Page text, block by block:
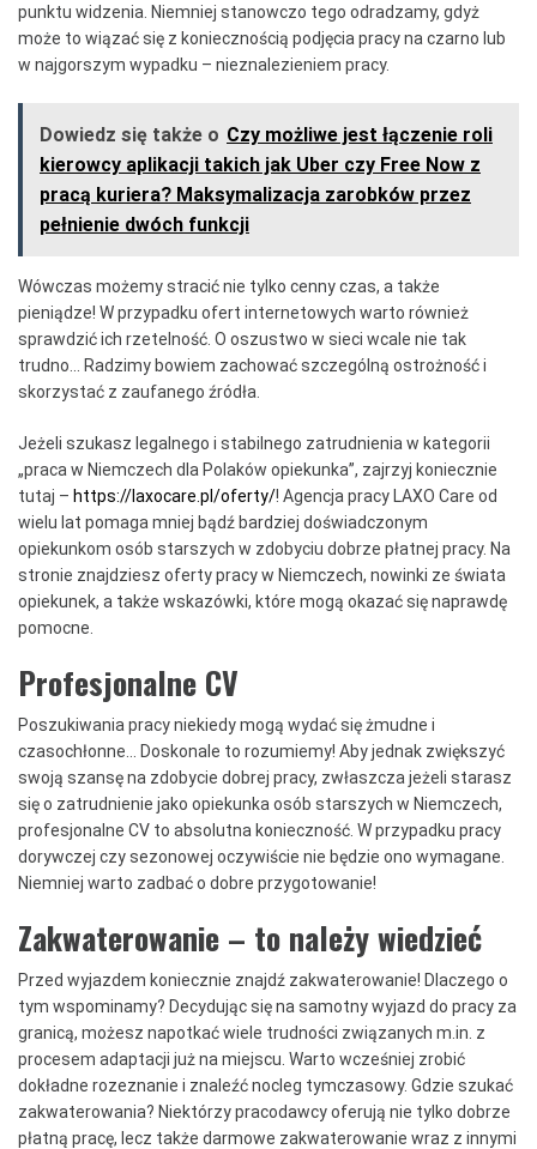
punktu widzenia. Niemniej stanowczo tego odradzamy, gdyż
może to wiązać się z koniecznością podjęcia pracy na czarno lub
w najgorszym wypadku – nieznalezieniem pracy.
Dowiedz się także o Czy możliwe jest łączenie roli
kierowcy aplikacji takich jak Uber czy Free Now z
pracą kuriera? Maksymalizacja zarobków przez
pełnienie dwóch funkcji
Wówczas możemy stracić nie tylko cenny czas, a także
pieniądze! W przypadku ofert internetowych warto również
sprawdzić ich rzetelność. O oszustwo w sieci wcale nie tak
trudno… Radzimy bowiem zachować szczególną ostrożność i
skorzystać z zaufanego źródła.
Jeżeli szukasz legalnego i stabilnego zatrudnienia w kategorii
„praca w Niemczech dla Polaków opiekunka”, zajrzyj koniecznie
tutaj – https://laxocare.pl/oferty/! Agencja pracy LAXO Care od
wielu lat pomaga mniej bądź bardziej doświadczonym
opiekunkom osób starszych w zdobyciu dobrze płatnej pracy. Na
stronie znajdziesz oferty pracy w Niemczech, nowinki ze świata
opiekunek, a także wskazówki, które mogą okazać się naprawdę
pomocne.
Profesjonalne CV
Poszukiwania pracy niekiedy mogą wydać się żmudne i
czasochłonne… Doskonale to rozumiemy! Aby jednak zwiększyć
swoją szansę na zdobycie dobrej pracy, zwłaszcza jeżeli starasz
się o zatrudnienie jako opiekunka osób starszych w Niemczech,
profesjonalne CV to absolutna konieczność. W przypadku pracy
dorywczej czy sezonowej oczywiście nie będzie ono wymagane.
Niemniej warto zadbać o dobre przygotowanie!
Zakwaterowanie – to należy wiedzieć
Przed wyjazdem koniecznie znajdź zakwaterowanie! Dlaczego o
tym wspominamy? Decydując się na samotny wyjazd do pracy za
granicą, możesz napotkać wiele trudności związanych m.in. z
procesem adaptacji już na miejscu. Warto wcześniej zrobić
dokładne rozeznanie i znaleźć nocleg tymczasowy. Gdzie szukać
zakwaterowania? Niektórzy pracodawcy oferują nie tylko dobrze
płatną pracę, lecz także darmowe zakwaterowanie wraz z innymi